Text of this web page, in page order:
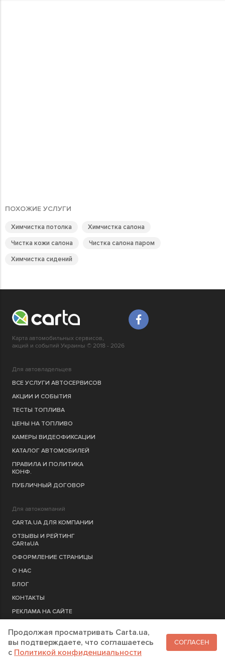
ПОХОЖИЕ УСЛУГИ
Химчистка потолка
Химчистка салона
Чистка кожи салона
Чистка салона паром
Химчистка сидений
Карта автомобильных сервисов,
акций и событий Украины © 2018 - 2026
Для автовладельцев
ВСЕ УСЛУГИ АВТОСЕРВИСОВ
АКЦИИ И СОБЫТИЯ
ТЕСТЫ ТОПЛИВА
ЦЕНЫ НА ТОПЛИВО
КАМЕРЫ ВИДЕОФИКСАЦИИ
КАТАЛОГ АВТОМОБИЛЕЙ
ПРАВИЛА И ПОЛИТИКА
КОНФ.
ПУБЛИЧНЫЙ ДОГОВОР
Для автокомпаний
CARTA.UA ДЛЯ КОМПАНИИ
ОТЗЫВЫ И РЕЙТИНГ
CARtaUA
ОФОРМЛЕНИЕ СТРАНИЦЫ
О НАС
БЛОГ
КОНТАКТЫ
РЕКЛАМА НА САЙТЕ
РЕГИСТРАЦИЯ КОМПАНИЮ
Продолжая просматривать Carta.ua,
вы подтверждаете, что соглашаетесь
c Политикой конфиденциальности
СОГЛАСЕН